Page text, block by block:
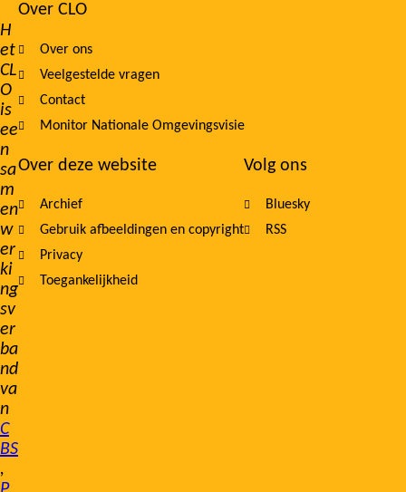
H
et
CL
O
is
ee
n
sa
m
en
w
er
ki
ng
sv
er
ba
nd
va
n
C
BS
,
Footer
navigation
Over CLO
Over ons
Veelgestelde vragen
Contact
Monitor Nationale Omgevingsvisie
Over deze website
Archief
Gebruik afbeeldingen en copyright
Privacy
Toegankelijkheid
Volg ons
Bluesky
RSS